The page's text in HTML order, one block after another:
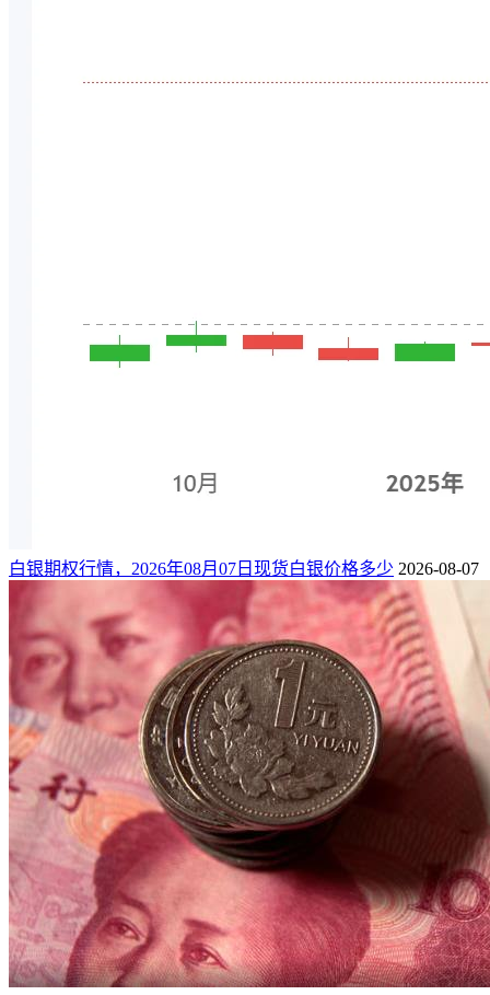
白银期权行情，2026年08月07日现货白银价格多少 2026-08-07